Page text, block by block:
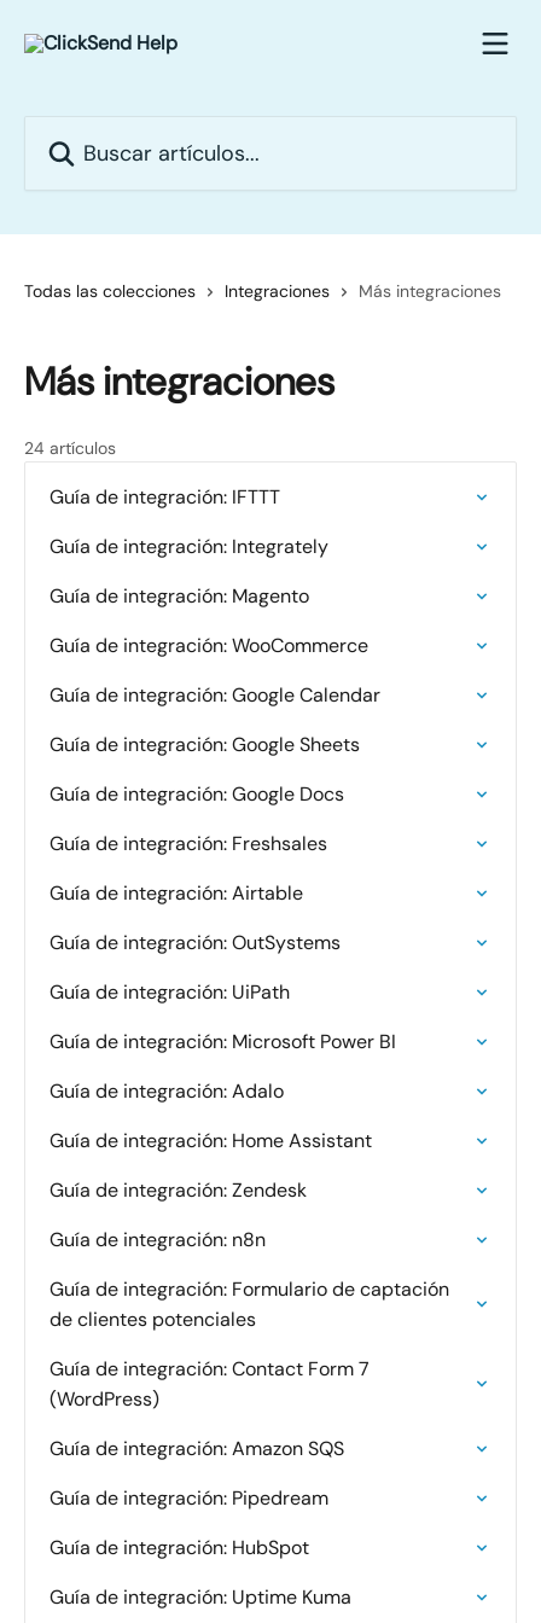
Todas las colecciones Integraciones Más integraciones
Más integraciones
24 artículos
Guía de integración: IFTTT
Guía de integración: Integrately
Guía de integración: Magento
Guía de integración: WooCommerce
Guía de integración: Google Calendar
Guía de integración: Google Sheets
Guía de integración: Google Docs
Guía de integración: Freshsales
Guía de integración: Airtable
Guía de integración: OutSystems
Guía de integración: UiPath
Guía de integración: Microsoft Power BI
Guía de integración: Adalo
Guía de integración: Home Assistant
Guía de integración: Zendesk
Guía de integración: n8n
Guía de integración: Formulario de captación
de clientes potenciales
Guía de integración: Contact Form 7
(WordPress)
Guía de integración: Amazon SQS
Guía de integración: Pipedream
Guía de integración: HubSpot
Guía de integración: Uptime Kuma